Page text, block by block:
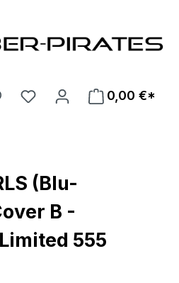
0,00 €*
(Blu-
B -
555